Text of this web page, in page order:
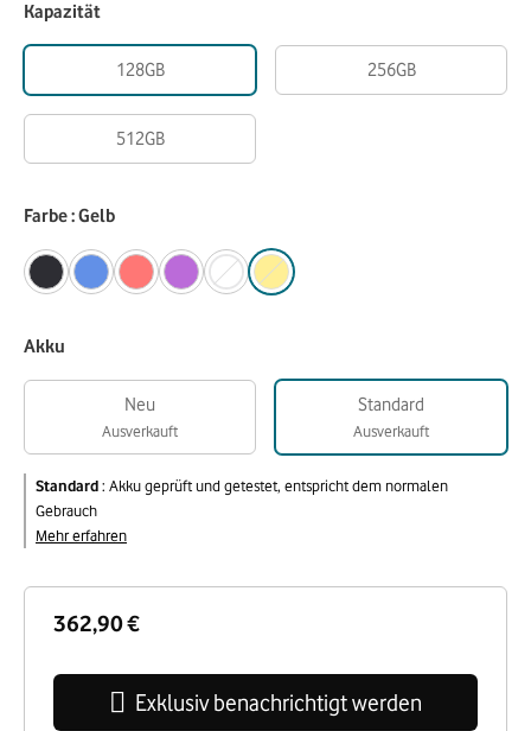
362,90 €
Exklusiv benachrichtigt werden
Kapazität
128GB 256GB
512GB
Farbe : Gelb
Akku
Neu
Ausverkauft
Standard
Ausverkauft
Standard: Akku geprüft und getestet, entspricht dem normalen
Gebrauch
Mehr erfahren